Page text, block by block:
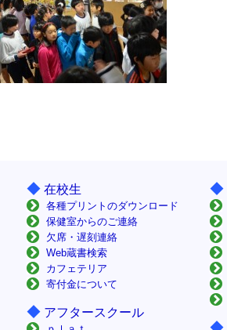
◆ 在校生
各種プリントのダウンロード
保健室からのご連絡
欠席・遅刻連絡
Web蔵書検索
カフェテリア
寄付金について
◆ アフタースクール
◆